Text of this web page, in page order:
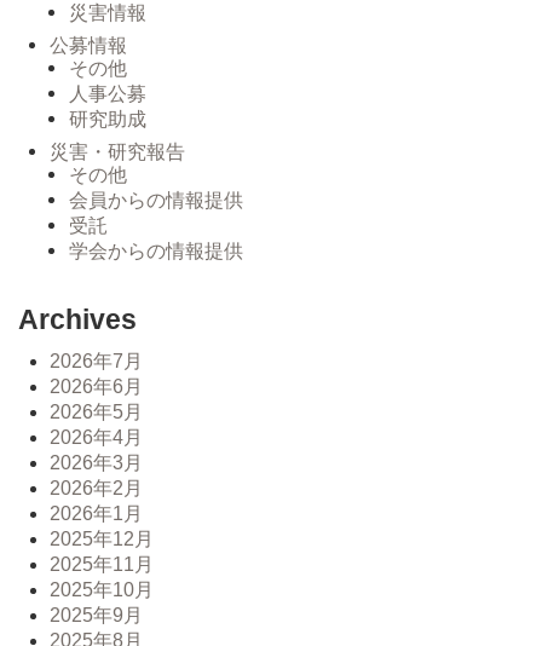
災害情報
公募情報
その他
人事公募
研究助成
災害・研究報告
その他
会員からの情報提供
受託
学会からの情報提供
Archives
2026年7月
2026年6月
2026年5月
2026年4月
2026年3月
2026年2月
2026年1月
2025年12月
2025年11月
2025年10月
2025年9月
2025年8月